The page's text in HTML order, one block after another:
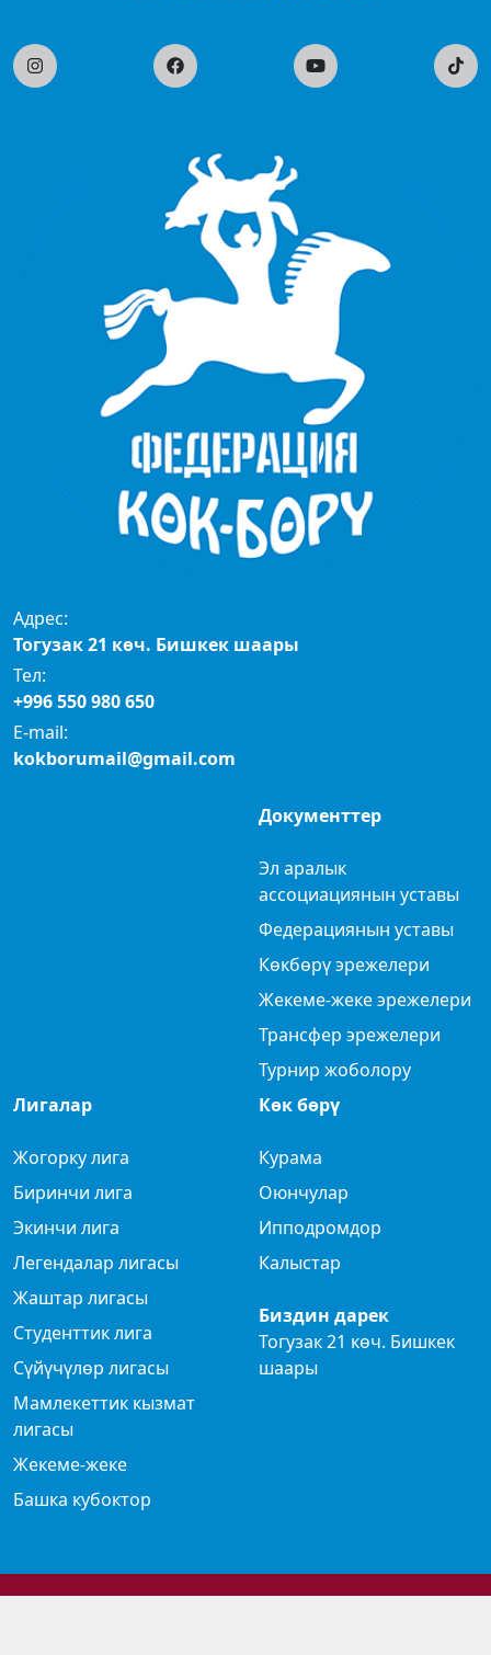
Адрес:
Тогузак 21 көч. Бишкек шаары
Тел:
+996 550 980 650
E-mail:
kokborumail@gmail.com
Документтер
Эл аралык
ассоциациянын уставы
Федерациянын уставы
Көкбөрү эрежелери
Жекеме-жеке эрежелери
Трансфер эрежелери
Турнир жоболору
Лигалар
Жогорку лига
Биринчи лига
Экинчи лига
Легендалар лигасы
Жаштар лигасы
Студенттик лига
Сүйүчүлөр лигасы
Мамлекеттик кызмат
лигасы
Жекеме-жеке
Башка кубоктор
Көк бөрү
Курама
Оюнчулар
Ипподромдор
Калыстар
Биздин дарек
Тогузак 21 көч. Бишкек
шаары